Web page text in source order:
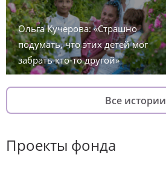
Ольга Кучерова: «Страшно
подумать, что этих детей мог
забрать кто-то другой»
Все истории
Проекты фонда